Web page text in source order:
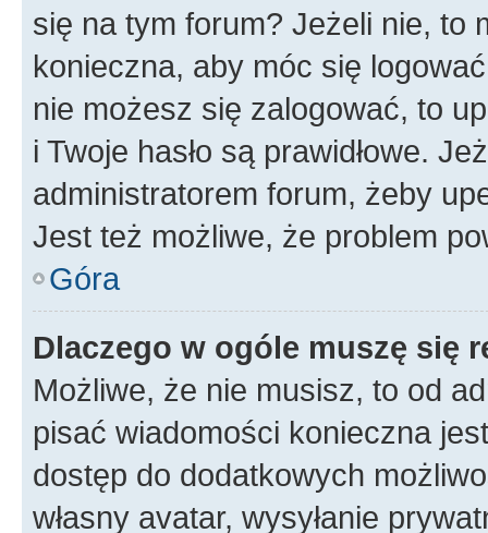
się na tym forum? Jeżeli nie, to
konieczna, aby móc się
nie możesz się zalogować, to
i Twoje hasło są prawidłowe.
administratorem forum, żeby
Jest też możliwe, że problem
Góra
Dlaczego w ogóle muszę się
Możliwe, że nie musisz, to od
pisać wiadomości konieczna
dostęp do dodatkowych
własny avatar, wysyłanie